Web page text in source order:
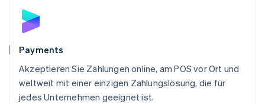
Payments
Akzeptieren Sie Zahlungen online, am POS vor Ort und
weltweit mit einer einzigen Zahlungslösung, die für
jedes Unternehmen geeignet ist.
Schweden
Schweiz
Singapur
English简体中文
Slowakei